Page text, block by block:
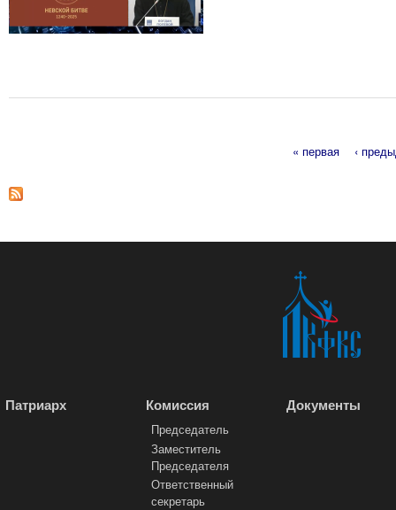
Страницы
« первая ‹
Патриарх Комиссия
Председатель
Заместитель
Председателя
Ответственный
секретарь
Документы